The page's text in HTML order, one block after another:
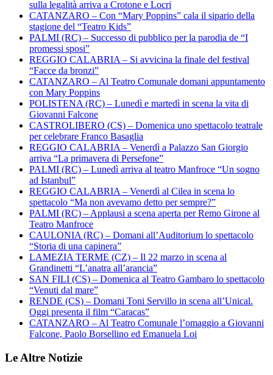
sulla legalità arriva a Crotone e Locri
CATANZARO – Con “Mary Poppins” cala il sipario della
stagione del “Teatro Kids”
PALMI (RC) – Successo di pubblico per la parodia de “I
promessi sposi”
REGGIO CALABRIA – Si avvicina la finale del festival
“Facce da bronzi”
CATANZARO – Al Teatro Comunale domani appuntamento
con Mary Poppins
POLISTENA (RC) – Lunedì e martedì in scena la vita di
Giovanni Falcone
CASTROLIBERO (CS) – Domenica uno spettacolo teatrale
per celebrare Franco Basaglia
REGGIO CALABRIA – Venerdì a Palazzo San Giorgio
arriva “La primavera di Persefone”
PALMI (RC) – Lunedì arriva al teatro Manfroce “Un sogno
ad Istanbul”
REGGIO CALABRIA – Venerdì al Cilea in scena lo
spettacolo “Ma non avevamo detto per sempre?”
PALMI (RC) – Applausi a scena aperta per Remo Girone al
Teatro Manfroce
CAULONIA (RC) – Domani all’Auditorium lo spettacolo
“Storia di una capinera”
LAMEZIA TERME (CZ) – Il 22 marzo in scena al
Grandinetti “L’anatra all’arancia”
SAN FILI (CS) – Domenica al Teatro Gambaro lo spettacolo
“Venuti dal mare”
RENDE (CS) – Domani Toni Servillo in scena all’Unical.
Oggi presenta il film “Caracas”
CATANZARO – Al Teatro Comunale l’omaggio a Giovanni
Falcone, Paolo Borsellino ed Emanuela Loi
Le Altre Notizie